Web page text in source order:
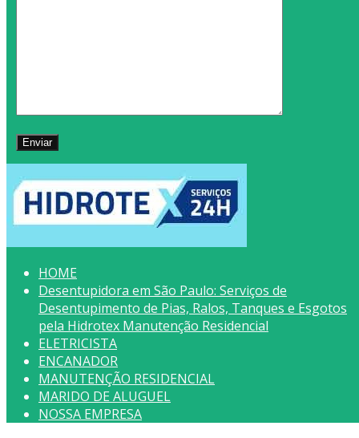
HOME
Desentupidora em São Paulo: Serviços de
Desentupimento de Pias, Ralos, Tanques e Esgotos
pela Hidrotex Manutenção Residencial
ELETRICISTA
ENCANADOR
MANUTENÇÃO RESIDENCIAL
MARIDO DE ALUGUEL
NOSSA EMPRESA